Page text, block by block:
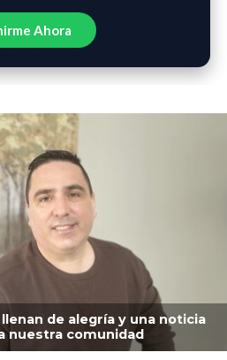
Ahora
de alegría y una noticia
nuestra comunidad